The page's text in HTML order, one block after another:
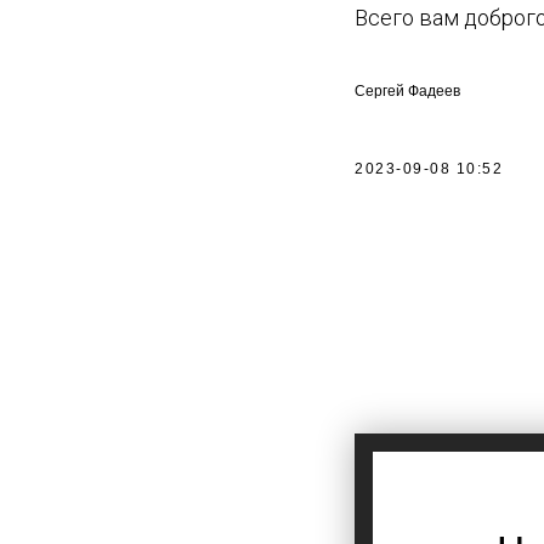
Всего вам
Сергей Фадеев
2023-09-08 10:52